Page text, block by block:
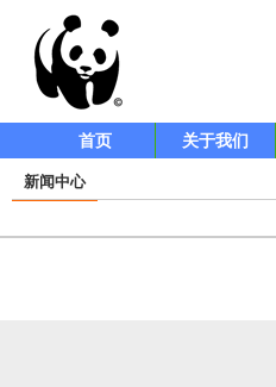
首页 关于我们
新闻中心